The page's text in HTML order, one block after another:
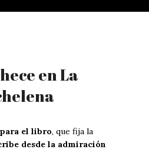
en La
el libro, que fija la
desde la admiración